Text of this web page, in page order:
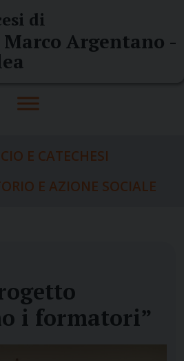
di
Marco Argentano -
E CATECHESI
E AZIONE SOCIALE
i formatori”